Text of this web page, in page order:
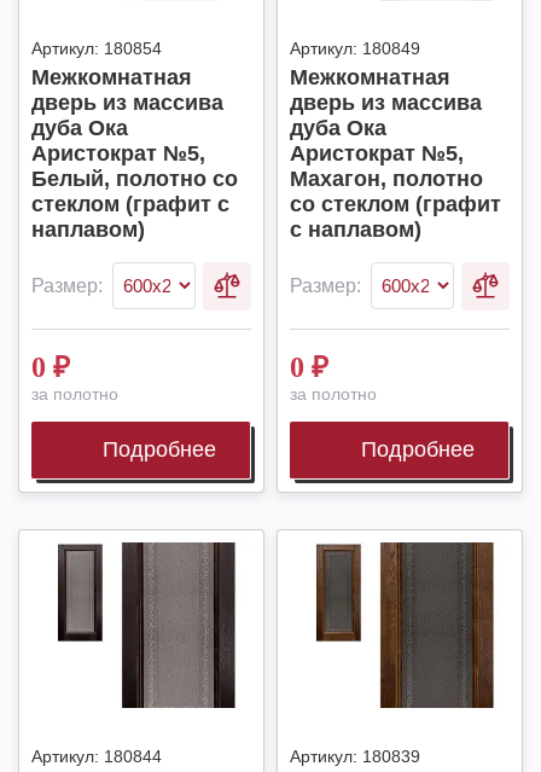
Артикул: 180854
Межкомнатная
дверь из массива
дуба Ока
Аристократ №5,
Белый, полотно со
стеклом (графит с
наплавом)
Размер:
0 ₽
за полотно
Подробнее
Артикул: 180849
Межкомнатная
дверь из массива
дуба Ока
Аристократ №5,
Махагон, полотно
со стеклом (графит
с наплавом)
Размер:
0 ₽
за полотно
Подробнее
Артикул: 180844 Артикул: 180839